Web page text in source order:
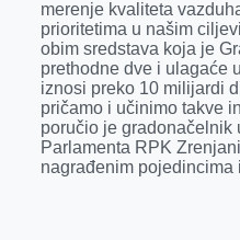
merenje kvaliteta
prioritetima u našim
obim sredstava koja je
prethodne dve i ulagaće
iznosi preko 10 milijardi
pričamo i učinimo takve
poručio je gradonačelnik
Parlamenta RPK
nagrađenim pojedincima